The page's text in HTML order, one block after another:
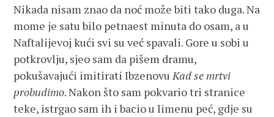
Nikada nisam znao da noć može biti tako duga. Na
mome je satu bilo petnaest minuta do osam, a u
Naftalijevoj kući svi su već spavali. Gore u sobi u
potkrovlju, sjeo sam da pišem dramu,
pokušavajući imitirati IbzenovuKad se mrtvi
probudimo. Nakon što sam pokvario tri stranice
teke, istrgao sam ih i bacio u limenu peć, gdje su